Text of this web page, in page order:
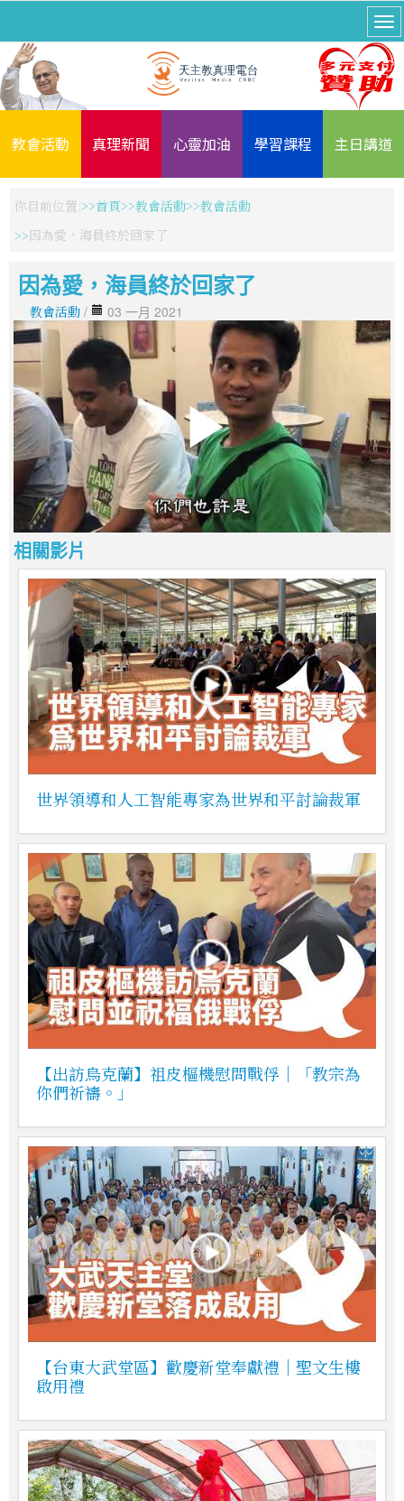
教會活動 真理新聞 心靈加油 學習課程 主日講道
你目前位置: 首頁 教會活動
教會活動
因為愛，海員終於回家了
因為愛，海員終於回家了
教會活動 / 03 一月 2021
相關影片
世界領導和人工智能專家為世界和平討論裁軍
【出訪烏克蘭】祖皮樞機慰問戰俘｜「教宗為
你們祈禱。」
【台東大武堂區】歡慶新堂奉獻禮｜聖文生樓
啟用禮